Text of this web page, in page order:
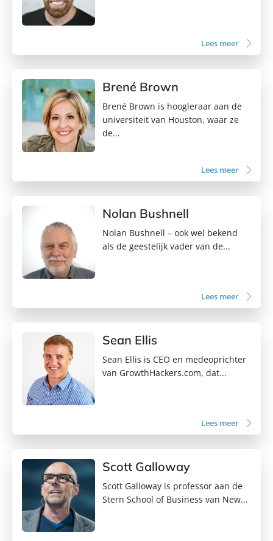
Lees meer
Brené Brown
Brené Brown is hoogleraar aan de
universiteit van Houston, waar ze
de...
Lees meer
Nolan Bushnell
Nolan Bushnell – ook wel bekend
als de geestelijk vader van de...
Lees meer
Sean Ellis
Sean Ellis is CEO en medeoprichter
van GrowthHackers.com, dat...
Lees meer
Scott Galloway
Scott Galloway is professor aan de
Stern School of Business van New...